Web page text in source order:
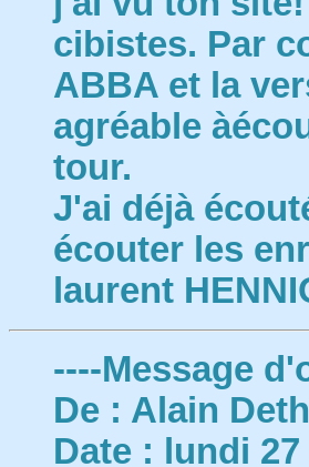
cibistes. Par
ABBA et la
agréable
tour.
J'ai déjà
écouter les
laurent
----Message
De : Alain
Date : lundi